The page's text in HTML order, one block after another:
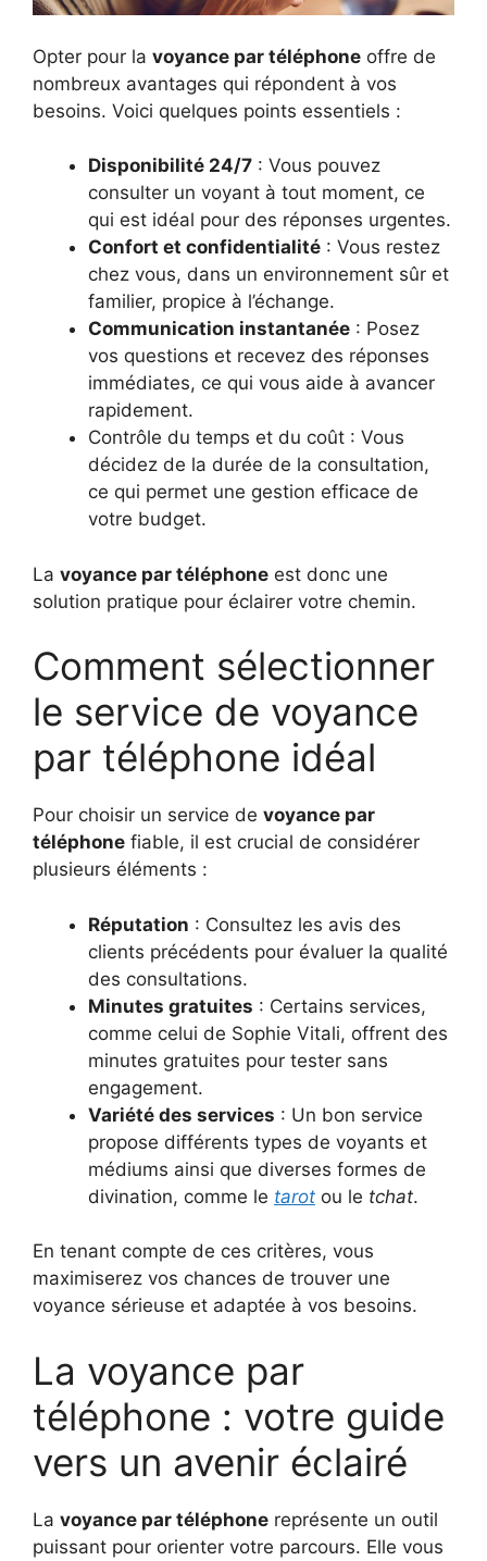
Opter pour la voyance par téléphone offre de
nombreux avantages qui répondent à vos
besoins. Voici quelques points essentiels :
Disponibilité 24/7 : Vous pouvez
consulter un voyant à tout moment, ce
qui est idéal pour des réponses urgentes.
Confort et confidentialité : Vous restez
chez vous, dans un environnement sûr et
familier, propice à l’échange.
Communication instantanée : Posez
vos questions et recevez des réponses
immédiates, ce qui vous aide à avancer
rapidement.
Contrôle du temps et du coût : Vous
décidez de la durée de la consultation,
ce qui permet une gestion efficace de
votre budget.
La voyance par téléphone est donc une
solution pratique pour éclairer votre chemin.
Comment sélectionner
le service de voyance
par téléphone idéal
Pour choisir un service de voyance par
téléphone fiable, il est crucial de considérer
plusieurs éléments :
Réputation : Consultez les avis des
clients précédents pour évaluer la qualité
des consultations.
Minutes gratuites : Certains services,
comme celui de Sophie Vitali, offrent des
minutes gratuites pour tester sans
engagement.
Variété des services : Un bon service
propose différents types de voyants et
médiums ainsi que diverses formes de
divination, comme le tarot ou le tchat.
En tenant compte de ces critères, vous
maximiserez vos chances de trouver une
voyance sérieuse et adaptée à vos besoins.
La voyance par
téléphone : votre guide
vers un avenir éclairé
La voyance par téléphone représente un outil
puissant pour orienter votre parcours. Elle vous